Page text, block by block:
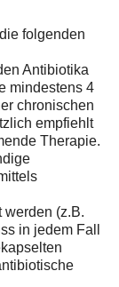
folgenden
Antibiotika
mindestens 4
chronischen
empfiehlt
Therapie.
werden (z.B.
in jedem Fall